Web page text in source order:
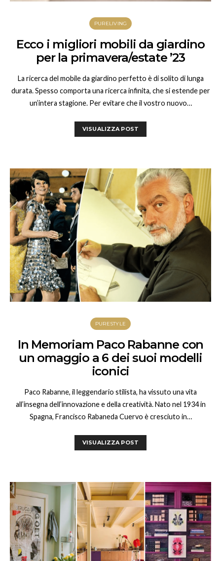
PURELIVING
Ecco i migliori mobili da giardino
per la primavera/estate ’23
La ricerca del mobile da giardino perfetto è di solito di lunga
durata. Spesso comporta una ricerca infinita, che si estende per
un’intera stagione. Per evitare che il vostro nuovo…
VISUALIZZA POST
PURESTYLE
In Memoriam Paco Rabanne con
un omaggio a 6 dei suoi modelli
iconici
Paco Rabanne, il leggendario stilista, ha vissuto una vita
all’insegna dell’innovazione e della creatività. Nato nel 1934 in
Spagna, Francisco Rabaneda Cuervo è cresciuto in…
VISUALIZZA POST